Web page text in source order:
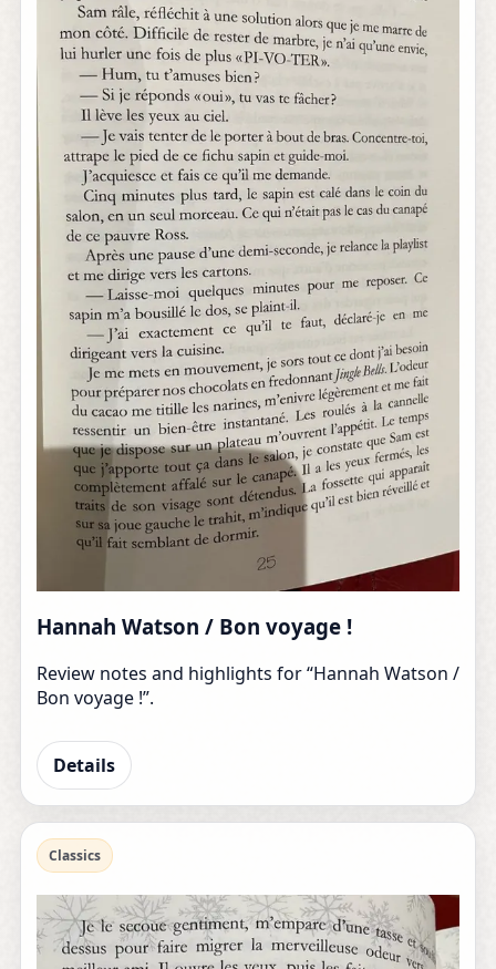
Hannah Watson / Bon voyage !
Review notes and highlights for “Hannah Watson /
Bon voyage !”.
Details
Classics